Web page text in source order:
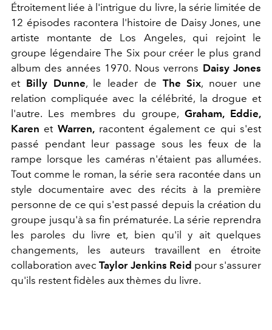
Étroitement liée à l'intrigue du livre, la série limitée de
12 épisodes racontera l'histoire de Daisy Jones, une
artiste montante de Los Angeles, qui rejoint le
groupe légendaire The Six pour créer le plus grand
album des années 1970. Nous verrons Daisy Jones
et Billy Dunne, le leader de The Six, nouer une
relation compliquée avec la célébrité, la drogue et
l'autre. Les membres du groupe, Graham, Eddie,
Karen et Warren,racontent également ce qui s'est
passé pendant leur passage sous les feux de la
rampe lorsque les caméras n'étaient pas allumées.
Tout comme le roman, la série sera racontée dans un
style documentaire avec des récits à la première
personne de ce qui s'est passé depuis la création du
groupe jusqu'à sa fin prématurée. La série reprendra
les paroles du livre et, bien qu'il y ait quelques
changements, les auteurs travaillent en étroite
collaboration avec Taylor Jenkins Reid pour s'assurer
qu'ils restent fidèles aux thèmes du livre.